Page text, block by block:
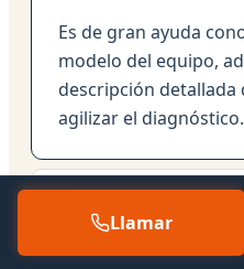
Es de gran ayuda
modelo del equipo,
descripción detallada
agilizar el diagnóstico.
¿Disponen de
Llamar